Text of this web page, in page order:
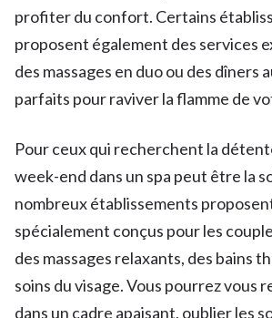
profiter du confort. Certains
proposent également des services
des massages en duo ou des dîners
parfaits pour raviver la flamme de
Pour ceux qui recherchent la
week-end dans un spa peut être la
nombreux établissements
spécialement conçus pour les
des massages relaxants, des bains
soins du visage. Vous pourrez vous
dans un cadre apaisant, oublier les